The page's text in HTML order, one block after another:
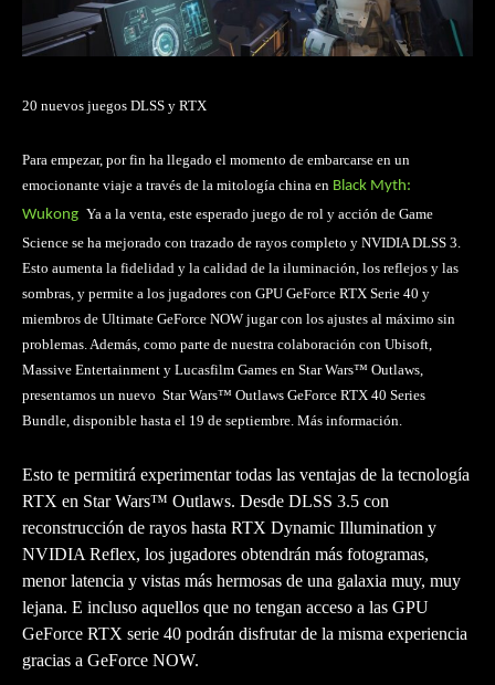
20 nuevos juegos DLSS y RTX
Para empezar, por fin ha llegado el momento de embarcarse en un
emocionante viaje a través de la mitología china en Black Myth:
Wukong Ya a la venta, este esperado juego de rol y acción de Game
Science se ha mejorado con trazado de rayos completo y NVIDIA DLSS 3.
Esto aumenta la fidelidad y la calidad de la iluminación, los reflejos y las
sombras, y permite a los jugadores con GPU GeForce RTX Serie 40 y
miembros de Ultimate GeForce NOW jugar con los ajustes al máximo sin
problemas. Además, como parte de nuestra colaboración con Ubisoft,
Massive Entertainment y Lucasfilm Games en Star Wars™ Outlaws,
presentamos un nuevo Star Wars™ Outlaws GeForce RTX 40 Series
Bundle, disponible hasta el 19 de septiembre. Más información.
Esto te permitirá experimentar todas las ventajas de la tecnología
RTX en Star Wars™ Outlaws. Desde DLSS 3.5 con
reconstrucción de rayos hasta RTX Dynamic Illumination y
NVIDIA Reflex, los jugadores obtendrán más fotogramas,
menor latencia y vistas más hermosas de una galaxia muy, muy
lejana. E incluso aquellos que no tengan acceso a las GPU
GeForce RTX serie 40 podrán disfrutar de la misma experiencia
gracias a GeForce NOW.